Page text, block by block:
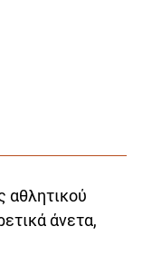
αθλητικού
άνετα,